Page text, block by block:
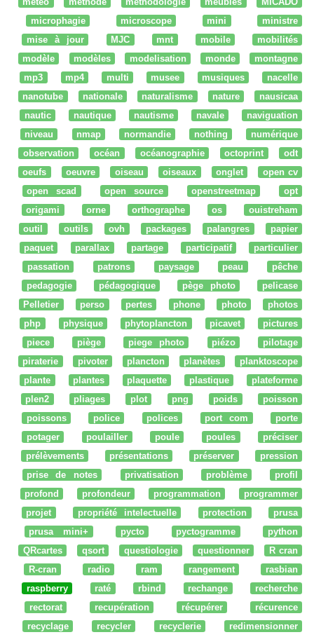
microphagie
microscope mini
ministre
mise à jour
MJC mnt mobile
mobilités
modèle
modèles modelisation monde
montagne
mp3
mp4 multi musee musiques
nacelle
nanotube
nationale naturalisme nature
nausicaa
nautic
nautique nautisme navale
naviguation
niveau
nmap normandie nothing
numérique
observation
océan océanographie octoprint
odt
oeufs
oeuvre oiseau oiseaux onglet
open cv
open scad
open source openstreetmap
opt
origami
orne orthographe os
ouistreham
outil
outils ovh packages palangres
papier
paquet
parallax partage participatif
particulier
passation
patrons paysage peau
pêche
pedagogie
pédagogique pège photo
pelicase
Pelletier
perso pertes phone photo
photos
php
physique phytoplancton picavet
pictures
piece
piège piege photo piézo
pilotage
piraterie
pivoter plancton planètes
planktoscope
plante
plantes plaquette plastique
plateforme
plen2
pliages plot png poids
poisson
poissons
police polices port com
porte
potager
poulailler poule poules
préciser
prélèvements
présentations préserver
pression
prise de notes
privatisation problème
profil
profond
profondeur programmation
programmer
projet
propriété intelectuelle protection
prusa
prusa mini+
pycto pyctogramme
python
QRcartes
qsort questiologie questionner
R cran
R-cran
radio ram rangement
rasbian
raspberry
raté rbind rechange
recherche
rectorat
recupération récupérer
récurence
recyclage
recycler recyclerie
redimensionner